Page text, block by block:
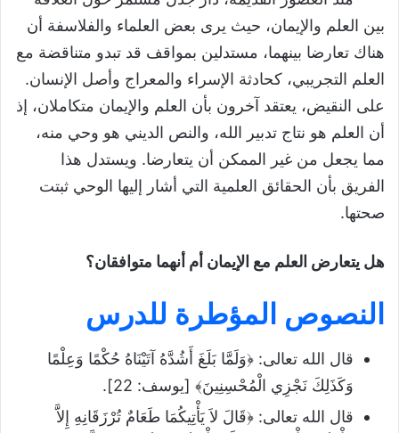
الوضعية المشكلة
النصوص المؤطرة للدرس
توثيق النصوص والتعريف بها
نشاط الفهم وشرح المفردات
شرح المفردات
مضامين النصوص الأساسية
مفهوم الإيمان والعلم
مفهوم العلم
الإسلام يدعو إلى العلم
العلم يرسخ الإيمان
لا تعارض بين العلم الصحيح والإيمان الحق
تحميل درس الإيمان والعلم
بين العلم والإيمان، حيث يرى بعض العلماء والفلاسفة أن
هناك تعارضا بينهما، مستدلين بمواقف قد تبدو متناقضة مع
العلم التجريبي، كحادثة الإسراء والمعراج وأصل الإنسان.
على النقيض، يعتقد آخرون بأن العلم والإيمان متكاملان، إذ
أن العلم هو نتاج تدبير الله، والنص الديني هو وحي منه،
مما يجعل من غير الممكن أن يتعارضا. ويستدل هذا
الفريق بأن الحقائق العلمية التي أشار إليها الوحي ثبتت
صحتها.
هل يتعارض العلم مع الإيمان أم أنهما متوافقان؟
النصوص المؤطرة للدرس
قال الله تعالى: ﴿وَلَمَّا بَلَغَ أَشُدَّهُ آتَيْنَاهُ حُكْمًا وَعِلْمًا
وَكَذَلِكَ نَجْزِي الْمُحْسِنِينَ﴾ [يوسف: 22].
قال الله تعالى: ﴿قَالَ لاَ يَأْتِيكُمَا طَعَامٌ تُرْزَقَانِهِ إِلاَّ